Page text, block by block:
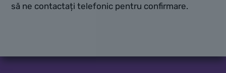
să ne contactați telefonic pentru confirmare.